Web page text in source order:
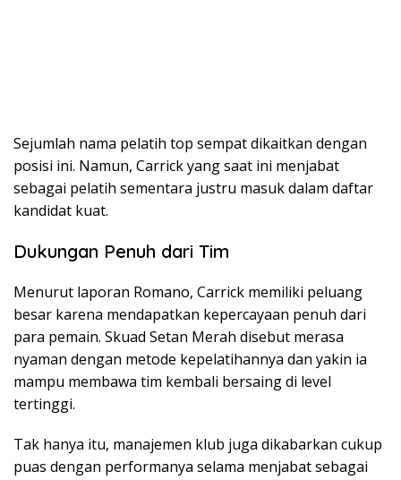
Sejumlah nama pelatih top sempat dikaitkan dengan
posisi ini. Namun, Carrick yang saat ini menjabat
sebagai pelatih sementara justru masuk dalam daftar
kandidat kuat.
Dukungan Penuh dari Tim
Menurut laporan Romano, Carrick memiliki peluang
besar karena mendapatkan kepercayaan penuh dari
para pemain. Skuad Setan Merah disebut merasa
nyaman dengan metode kepelatihannya dan yakin ia
mampu membawa tim kembali bersaing di level
tertinggi.
Tak hanya itu, manajemen klub juga dikabarkan cukup
puas dengan performanya selama menjabat sebagai